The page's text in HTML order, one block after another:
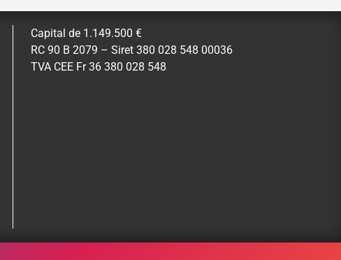
Capital de 1.149.500 €
RC 90 B 2079 – Siret 380 028 548 00036
TVA CEE Fr 36 380 028 548